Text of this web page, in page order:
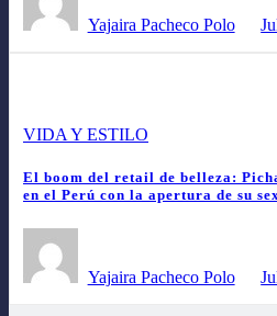
Yajaira Pacheco Polo
VIDA Y ESTILO
El boom del retail de belleza:
en el Perú con la apertura de su
Yajaira Pacheco Polo